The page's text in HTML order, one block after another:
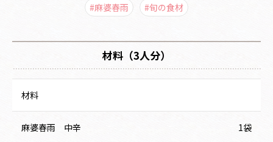
#麻婆春雨 #旬の食材
材料（3人分）
材料
麻婆春雨 中辛 1袋